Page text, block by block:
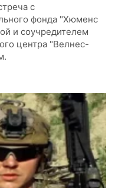
с
фонда "Хюменс
и соучредителем
центра "Велнес-